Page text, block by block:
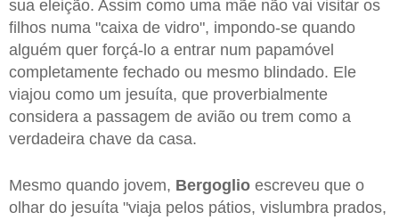
sua eleição. Assim como uma mãe não vai visitar os
filhos numa "caixa de vidro", impondo-se quando
alguém quer forçá-lo a entrar num papamóvel
completamente fechado ou mesmo blindado. Ele
viajou como um jesuíta, que proverbialmente
considera a passagem de avião ou trem como a
verdadeira chave da casa.
Mesmo quando jovem, Bergoglio escreveu que o
olhar do jesuíta "viaja pelos pátios, vislumbra prados,